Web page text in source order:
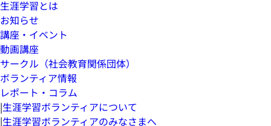
生涯学習とは
お知らせ
講座・イベント
動画講座
サークル（社会教育関係団体）
ボランティア情報
レポート・コラム
|生涯学習ボランティアについて
|生涯学習ボランティアのみなさまへ